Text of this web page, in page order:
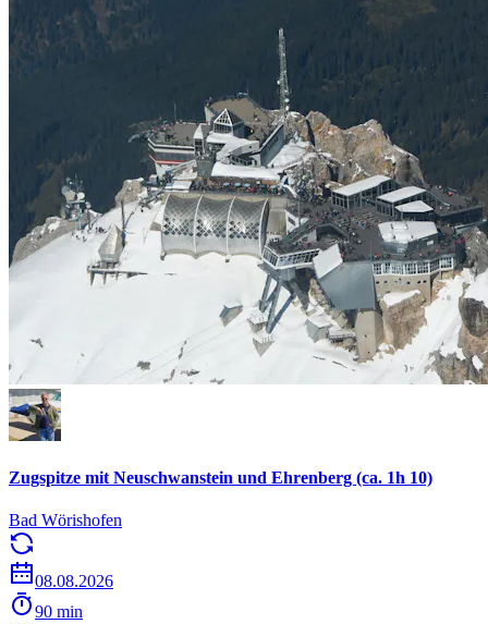
Zugspitze mit Neuschwanstein und Ehrenberg (ca. 1h 10)
Bad Wörishofen
08.08.2026
90 min